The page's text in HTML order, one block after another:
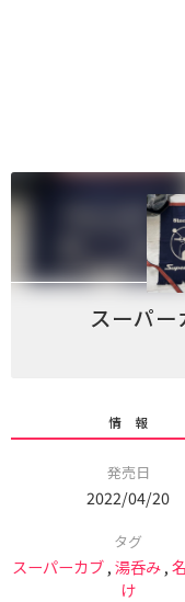
スーパ
情 報
発売日
2022/04/20
タグ
スーパーカブ,湯呑み,
け